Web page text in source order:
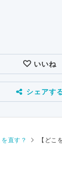
いいね
シェアす
を直す？ 【どこを直